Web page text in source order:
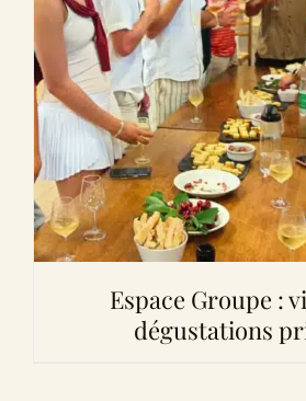
Espace Groupe :
dégustations